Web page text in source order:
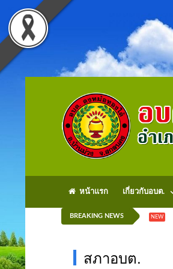
หน้าแรก เกี่ยวกับอบต.
BREAKING NEWS NEW
สภาอบต.